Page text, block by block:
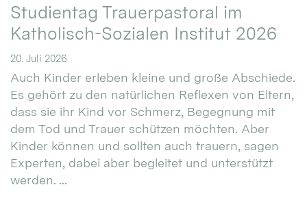
Studientag Trauerpastoral im
Katholisch-Sozialen Institut 2026
20. Juli 2026
Auch Kinder erleben kleine und große Abschiede.
Es gehört zu den natürlichen Reflexen von Eltern,
dass sie ihr Kind vor Schmerz, Begegnung mit
dem Tod und Trauer schützen möchten. Aber
Kinder können und sollten auch trauern, sagen
Experten, dabei aber begleitet und unterstützt
werden. ...